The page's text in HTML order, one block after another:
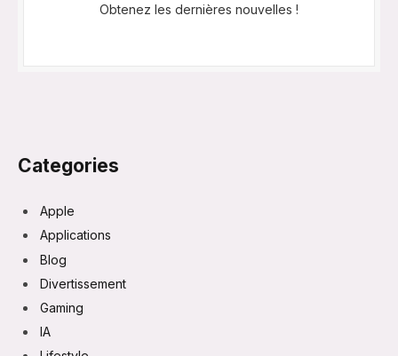
Obtenez les dernières nouvelles !
Categories
Apple
Applications
Blog
Divertissement
Gaming
IA